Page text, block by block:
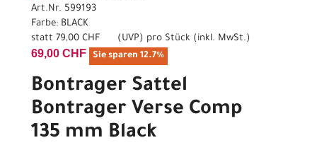
Art.Nr. 599193
Farbe: BLACK
statt 79,00 CHF ( UVP ) pro Stück (inkl. MwSt.)
69,00 CHF Sie sparen 12.7%
Bontrager Sattel
Bontrager Verse Comp
135 mm Black